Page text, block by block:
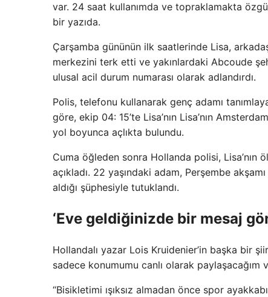
var. 24 saat kullanımda ve topraklamakta
bir yazıda.
Çarşamba gününün ilk saatlerinde Lisa,
merkezini terk etti ve yakınlardaki Abcoude
ulusal acil durum numarası olarak adlandırdı.
Polis, telefonu kullanarak genç adamı
göre, ekip 04: 15’te Lisa’nın Lisa’nın
yol boyunca açlıkta bulundu.
Cuma öğleden sonra Hollanda polisi,
açıkladı. 22 yaşındaki adam, Perşembe
aldığı şüphesiyle tutuklandı.
‘Eve geldiğinizde bir mesaj
Hollandalı yazar Lois Kruidenier’in başka bir
sadece konumumu canlı olarak
“Bisikletimi ışıksız almadan önce spor